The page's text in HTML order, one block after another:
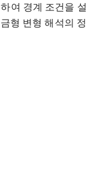
여 경계 조건을 설
형 변형 해석의 정